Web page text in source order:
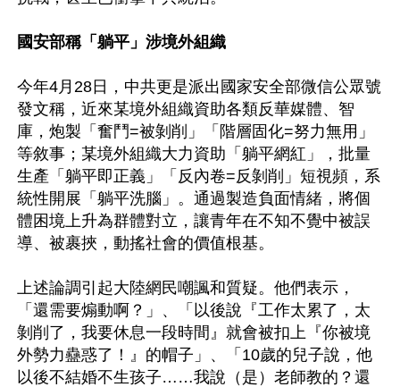
國安部稱「躺平」涉境外組織
今年4月28日，中共更是派出國家安全部微信公眾號
發文稱，近來某境外組織資助各類反華媒體、智
庫，炮製「奮鬥=被剝削」「階層固化=努力無用」
等敘事；某境外組織大力資助「躺平網紅」，批量
生產「躺平即正義」「反內卷=反剝削」短視頻，系
統性開展「躺平洗腦」。通過製造負面情緒，將個
體困境上升為群體對立，讓青年在不知不覺中被誤
導、被裹挾，動搖社會的價值根基。
上述論調引起大陸網民嘲諷和質疑。他們表示，
「還需要煽動啊？」、「以後說『工作太累了，太
剝削了，我要休息一段時間』就會被扣上『你被境
外勢力蠱惑了！』的帽子」、「10歲的兒子說，他
以後不結婚不生孩子……我說（是）老師教的？還